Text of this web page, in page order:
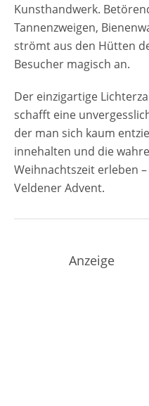
Kunsthandwerk.
Tannenzweigen,
strömt aus den Hütten
Besucher magisch an.
Der einzigartige
schafft eine
der man sich kaum
innehalten und die
Weihnachtszeit erleben
Veldener Advent.
Anzeige